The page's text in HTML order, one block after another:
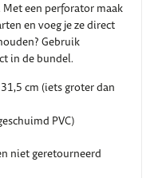
een perforator maak
en voeg je ze direct
Gebruik
in de bundel.
cm (iets groter dan
PVC)
niet geretourneerd